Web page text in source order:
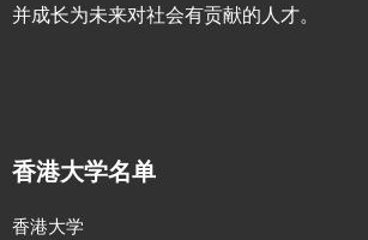
并成长为未来对社会有贡献的人才。
香港大学名单
香港大学